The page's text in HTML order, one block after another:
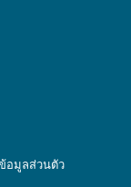
อมูลส่วนตัว